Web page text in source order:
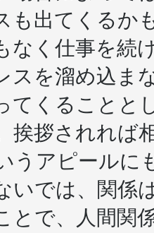
は
は
も出てくるか
なく仕事を続
スを溜め込ま
てくることと
挨拶されれば
うアピールに
いでは、関係
とで、人間関